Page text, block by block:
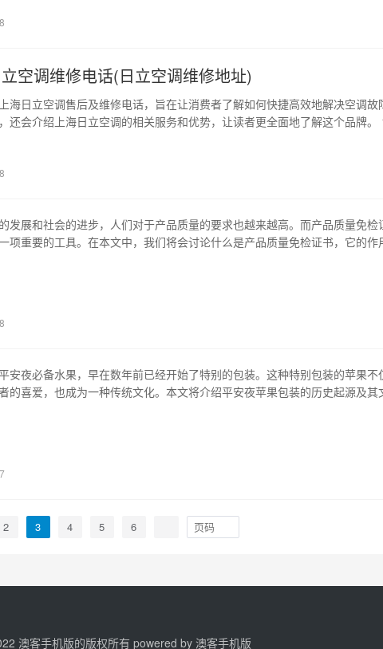
，不仅能够保…
空调维修电话(日立空调维修地址)
海日立空调售后及维修电话，旨在让消费者了解如何快捷高效地解决空调故
还会介绍上海日立空调的相关服务和优势，让读者更全面地了解这个品牌。
话外，还有专业的技术团队和客服人员，可以随时给消费者…
发展和社会的进步，人们对于产品质量的要求也越来越高。而产品质量免检
项重要的工具。在本文中，我们将会讨论什么是产品质量免检证书，它的作
安夜必备水果，早在数年前已经开始了特别的包装。这种特别包装的苹果不
的喜爱，也成为一种传统文化。本文将介绍平安夜苹果包装的历史起源及其
2 3 4 5 6
澳客手机版的版权所有 powered by 澳客手机版